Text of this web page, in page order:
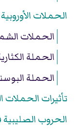
الحملات
الحملات
الحملة
الحملة
تأثيرات الحملات
الحروب الصليبية